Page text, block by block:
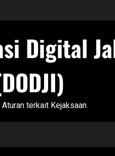
Digital
terkait Kejaksaan